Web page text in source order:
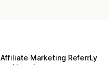
Affiliate Marketing ReferrLy